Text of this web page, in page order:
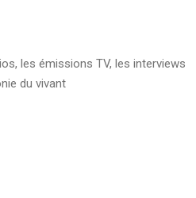
les émissions TV, les interviews
du vivant